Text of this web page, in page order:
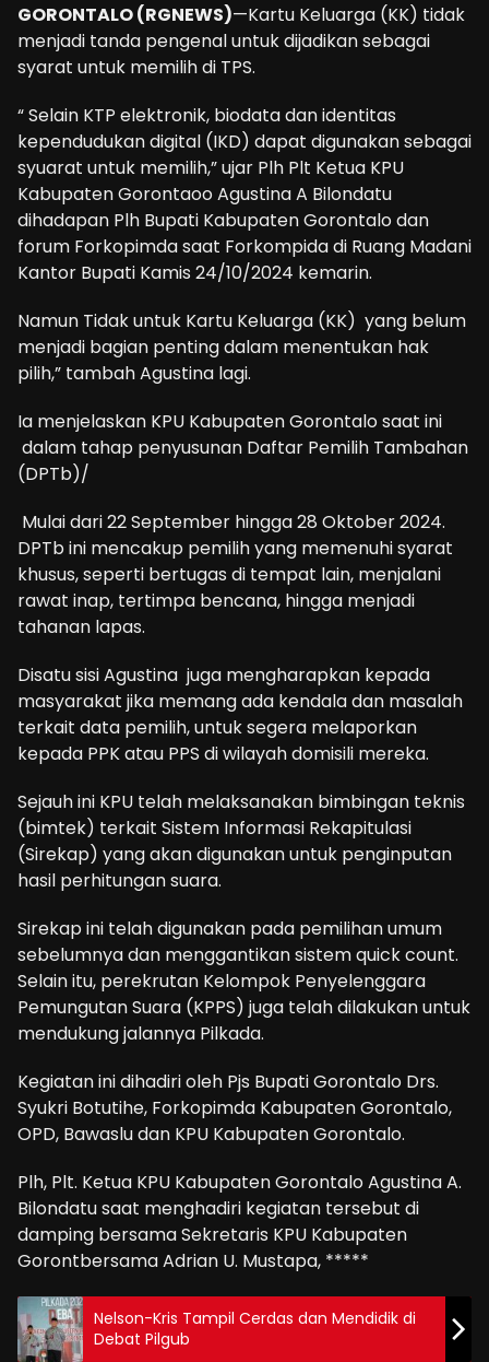
GORONTALO (RGNEWS)—Kartu Keluarga (KK) tidak
menjadi tanda pengenal untuk dijadikan sebagai
syarat untuk memilih di TPS.
“ Selain KTP elektronik, biodata dan identitas
kependudukan digital (IKD) dapat digunakan sebagai
syuarat untuk memilih,” ujar Plh Plt Ketua KPU
Kabupaten Gorontaoo Agustina A Bilondatu
dihadapan Plh Bupati Kabupaten Gorontalo dan
forum Forkopimda saat Forkompida di Ruang Madani
Kantor Bupati Kamis 24/10/2024 kemarin.
Namun Tidak untuk Kartu Keluarga (KK) yang belum
menjadi bagian penting dalam menentukan hak
pilih,” tambah Agustina lagi.
Ia menjelaskan KPU Kabupaten Gorontalo saat ini
dalam tahap penyusunan Daftar Pemilih Tambahan
(DPTb)/
Mulai dari 22 September hingga 28 Oktober 2024.
DPTb ini mencakup pemilih yang memenuhi syarat
khusus, seperti bertugas di tempat lain, menjalani
rawat inap, tertimpa bencana, hingga menjadi
tahanan lapas.
Disatu sisi Agustina juga mengharapkan kepada
masyarakat jika memang ada kendala dan masalah
terkait data pemilih, untuk segera melaporkan
kepada PPK atau PPS di wilayah domisili mereka.
Sejauh ini KPU telah melaksanakan bimbingan teknis
(bimtek) terkait Sistem Informasi Rekapitulasi
(Sirekap) yang akan digunakan untuk penginputan
hasil perhitungan suara.
Sirekap ini telah digunakan pada pemilihan umum
sebelumnya dan menggantikan sistem quick count.
Selain itu, perekrutan Kelompok Penyelenggara
Pemungutan Suara (KPPS) juga telah dilakukan untuk
mendukung jalannya Pilkada.
Kegiatan ini dihadiri oleh Pjs Bupati Gorontalo Drs.
Syukri Botutihe, Forkopimda Kabupaten Gorontalo,
OPD, Bawaslu dan KPU Kabupaten Gorontalo.
Plh, Plt. Ketua KPU Kabupaten Gorontalo Agustina A.
Bilondatu saat menghadiri kegiatan tersebut di
damping bersama Sekretaris KPU Kabupaten
Gorontbersama Adrian U. Mustapa, *****
Nelson-Kris Tampil Cerdas dan Mendidik di
Debat Pilgub